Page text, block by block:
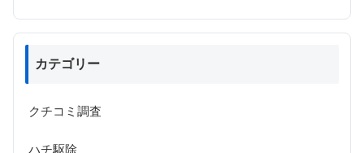
カテゴリー
クチコミ調査
ハチ駆除